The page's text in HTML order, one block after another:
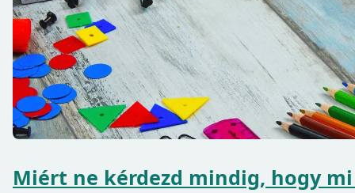
Miért ne kérdezd mindig, hogy